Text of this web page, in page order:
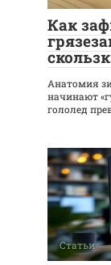
Как
Анатомия
начинают
гололед
Статьи